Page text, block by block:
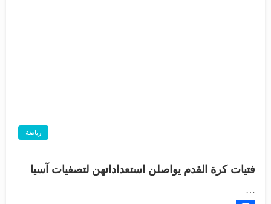
رياضة
فتيات كرة القدم يواصلن استعداداتهن لتصفيات آسيا
…